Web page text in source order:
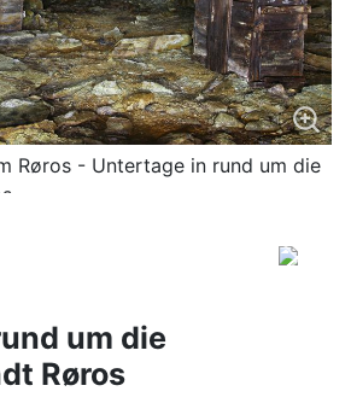
Røros - Untertage in rund um die
um die
Røros